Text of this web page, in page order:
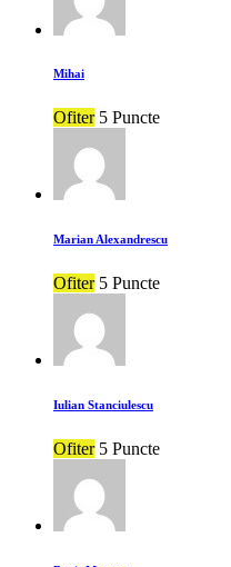
Mihai
Ofiter 5 Puncte
Marian Alexandrescu
Ofiter 5 Puncte
Iulian Stanciulescu
Ofiter 5 Puncte